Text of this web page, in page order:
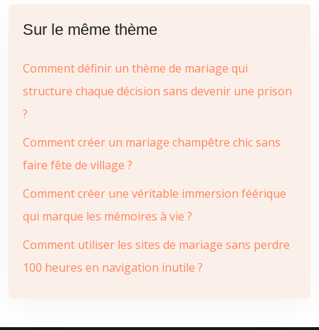
Sur le même thème
Comment définir un thème de mariage qui
structure chaque décision sans devenir une prison
?
Comment créer un mariage champêtre chic sans
faire fête de village ?
Comment créer une véritable immersion féérique
qui marque les mémoires à vie ?
Comment utiliser les sites de mariage sans perdre
100 heures en navigation inutile ?